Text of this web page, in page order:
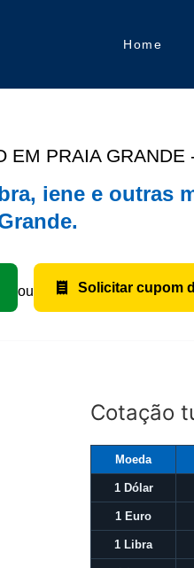
Home
EM PRAIA GRANDE
iene e outras
ou Solicitar cupom
Cotação
Moeda
1 Dólar
1 Euro
1 Libra